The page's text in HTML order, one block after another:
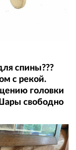
спины???
с рекой.
головки
свободно